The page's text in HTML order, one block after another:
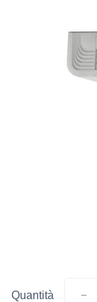
Quantità −